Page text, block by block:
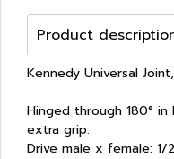
Product
Kennedy Universal
Hinged through 180°
extra grip.
Drive male x female: 1/